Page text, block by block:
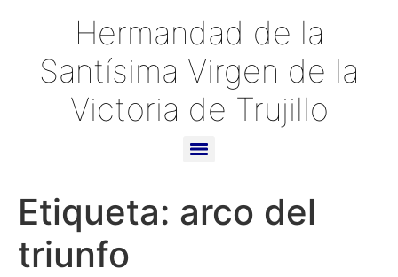
Hermandad de la
Santísima Virgen de la
Victoria de Trujillo
Etiqueta: arco del
triunfo